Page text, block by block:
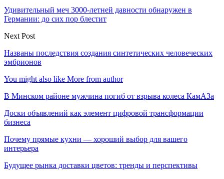
Удивительный меч 3000-летней давности обнаружен в
Германии: до сих пор блестит
Next Post
Названы последствия создания синтетических человеческих
эмбрионов
You might also like More from author
В Минском районе мужчина погиб от взрыва колеса КамАЗа
Доски объявлений как элемент цифровой трансформации
бизнеса
Почему прямые кухни — хороший выбор для вашего
интерьера
Будущее рынка доставки цветов: тренды и перспективы